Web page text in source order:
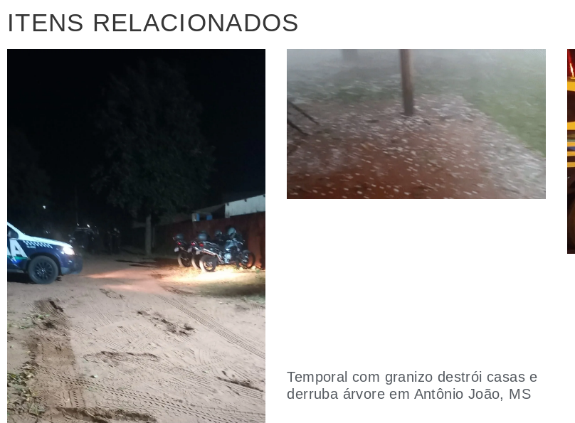
ITENS RELACIONADOS
Temporal com granizo destrói casas e
derruba árvore em Antônio João, MS